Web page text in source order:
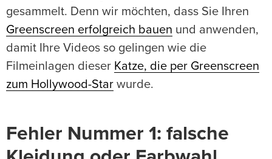
gesammelt. Denn wir möchten, dass Sie Ihren
Greenscreen erfolgreich bauen und anwenden,
damit Ihre Videos so gelingen wie die
Filmeinlagen dieser Katze, die per Greenscreen
zum Hollywood-Star wurde.
Fehler Nummer 1: falsche